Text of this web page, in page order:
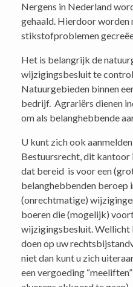
Nergens in Nederland
gehaald. Hierdoor worden
stikstofproblemen
Het is belangrijk de
wijzigingsbesluit te
Natuurgebieden binnen
bedrijf. Agrariërs dienen
om als belanghebbende
U kunt zich ook
Bestuursrecht, dit kantoor
dat bereid is voor een
belanghebbenden beroep
(onrechtmatige)
boeren die (mogelijk)
wijzigingsbesluit. Wellicht
doen op uw
niet dan kunt u zich
een vergoeding